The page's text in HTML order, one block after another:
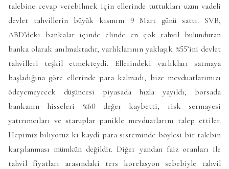
talebine cevap verebilmek için ellerinde tuttukları uzun vadeli
devlet tahvillerin büyük kısmını 9 Mart günü sattı. SVB,
ABD’deki bankalar içinde elinde en çok tahvil bulunduran
banka olarak anılmaktadır, varlıklarının yaklaşık %55’ini devlet
tahvilleri teşkil etmekteydi. Ellerindeki varlıkları satmaya
başladığına göre ellerinde para kalmadı, bize mevduatlarımızı
ödeyemeyecek düşüncesi piyasada hızla yayıldı, borsada
bankanın hisseleri %60 değer kaybetti, risk sermayesi
yatırımcıları ve staruplar panikle mevduatlarını talep ettiler.
Hepimiz biliyoruz ki kaydî para sisteminde böylesi bir talebin
karşılanması mümkün değildir. Diğer yandan faiz oranları ile
tahvil fiyatları arasındaki ters korelasyon sebebiyle tahvil